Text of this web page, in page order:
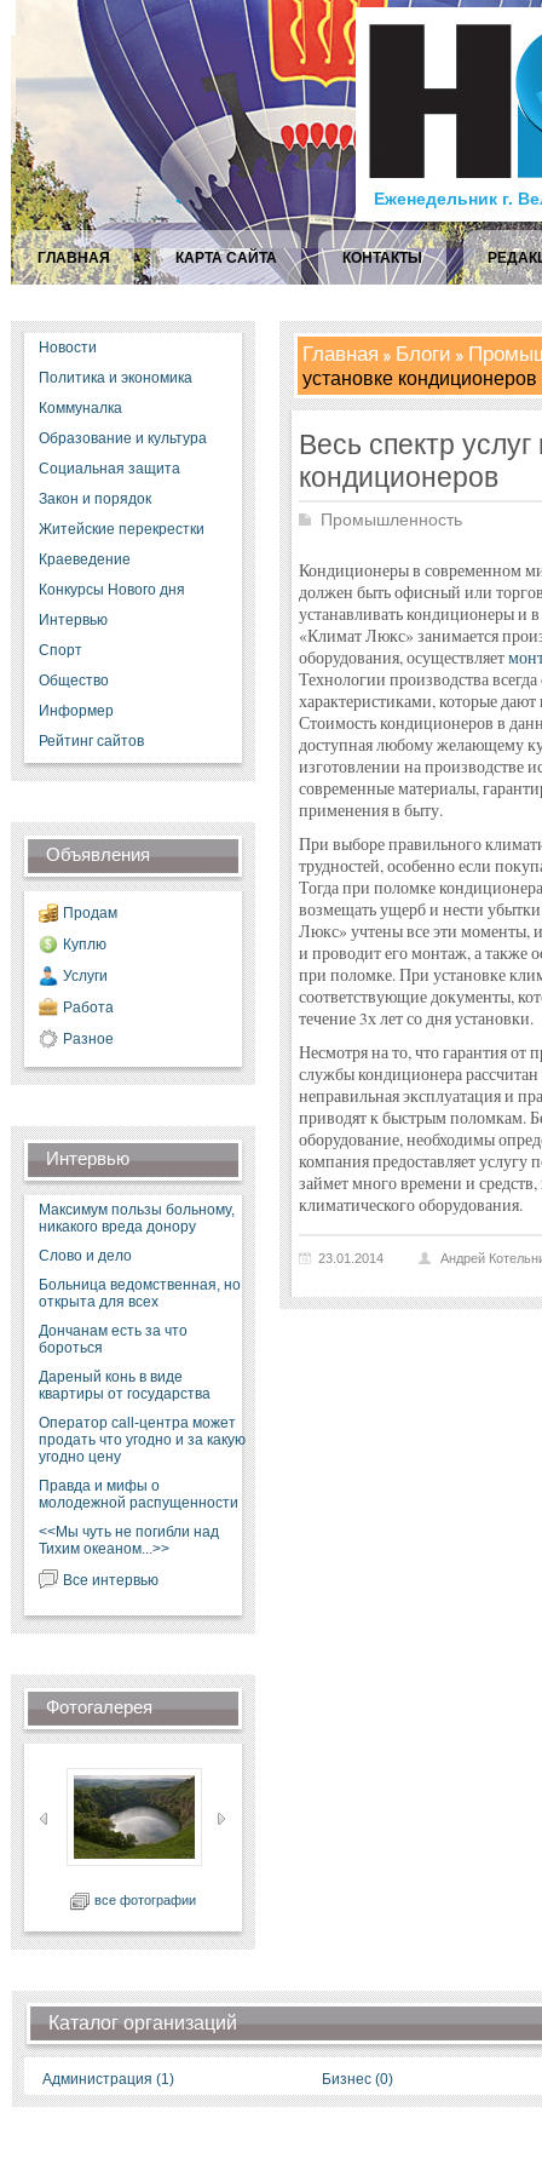
Еженедельник г.
ГЛАВНАЯ КАРТА САЙТА КОНТАКТЫ
Новости
Политика и экономика
Коммуналка
Образование и культура
Социальная защита
Закон и порядок
Житейские перекрестки
Краеведение
Конкурсы Нового дня
Интервью
Спорт
Общество
Информер
Рейтинг сайтов
Объявления
Продам
Куплю
Услуги
Работа
Разное
Интервью
Максимум пользы больному,
никакого вреда донору
Слово и дело
Больница ведомственная, но
открыта для всех
Дончанам есть за что
бороться
Дареный конь в виде
квартиры от государства
Оператор call-центра может
продать что угодно и за какую
угодно цену
Правда и мифы о
молодежной распущенности
<<Мы чуть не погибли над
Тихим океаном...>>
Все интервью
Фотогалерея
все фотографии
Главная Блоги
установке кондиционеров
Весь спектр
кондиционеров
Промышленность
Кондиционеры в современном
должен быть офисный или
устанавливать кондиционеры
«Климат Люкс» занимается
оборудования, осуществляет
Технологии производства
характеристиками, которые
Стоимость кондиционеров в
доступная любому желающему
изготовлении на производстве
современные материалы,
применения в быту.
При выборе правильного
трудностей, особенно если
Тогда при поломке
возмещать ущерб и нести
Люкс» учтены все эти моменты,
и проводит его монтаж, а также
при поломке. При установке
соответствующие документы,
течение 3х лет со дня установки.
Несмотря на то, что гарантия от
службы кондиционера
неправильная эксплуатация и
приводят к быстрым поломкам.
оборудование, необходимы
компания предоставляет
займет много времени и
климатического оборудования.
23.01.2014 Андрей
Каталог организаций
Администрация (1) Бизнес (0)